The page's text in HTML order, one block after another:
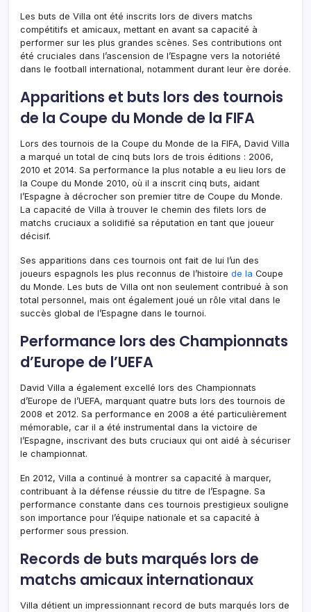
Les buts de Villa ont été inscrits lors de divers matchs
compétitifs et amicaux, mettant en avant sa capacité à
performer sur les plus grandes scènes. Ses contributions ont
été cruciales dans l’ascension de l’Espagne vers la notoriété
dans le football international, notamment durant leur ère dorée.
Apparitions et buts lors des tournois
de la Coupe du Monde de la FIFA
Lors des tournois de la Coupe du Monde de la FIFA, David Villa
a marqué un total de cinq buts lors de trois éditions : 2006,
2010 et 2014. Sa performance la plus notable a eu lieu lors de
la Coupe du Monde 2010, où il a inscrit cinq buts, aidant
l’Espagne à décrocher son premier titre de Coupe du Monde.
La capacité de Villa à trouver le chemin des filets lors de
matchs cruciaux a solidifié sa réputation en tant que joueur
décisif.
Ses apparitions dans ces tournois ont fait de lui l’un des
joueurs espagnols les plus reconnus de l’histoire de la Coupe
du Monde. Les buts de Villa ont non seulement contribué à son
total personnel, mais ont également joué un rôle vital dans le
succès global de l’Espagne dans le tournoi.
Performance lors des Championnats
d’Europe de l’UEFA
David Villa a également excellé lors des Championnats
d’Europe de l’UEFA, marquant quatre buts lors des tournois de
2008 et 2012. Sa performance en 2008 a été particulièrement
mémorable, car il a été instrumental dans la victoire de
l’Espagne, inscrivant des buts cruciaux qui ont aidé à sécuriser
le championnat.
En 2012, Villa a continué à montrer sa capacité à marquer,
contribuant à la défense réussie du titre de l’Espagne. Sa
performance constante dans ces tournois prestigieux souligne
son importance pour l’équipe nationale et sa capacité à
performer sous pression.
Records de buts marqués lors de
matchs amicaux internationaux
Villa détient un impressionnant record de buts marqués lors de